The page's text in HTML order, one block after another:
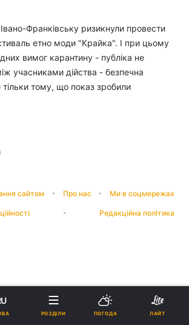
Франківську ризикнули провести
етно моди "Крайка". І при цьому
вимог карантину - публіка не
учасниками дійства - безпечна
тільки тому, що показ зробили
сайтом Про нас Ми в соцмережах
Редакційна політика
РОЗДІЛИ ПОГОДА ЛАЙТ